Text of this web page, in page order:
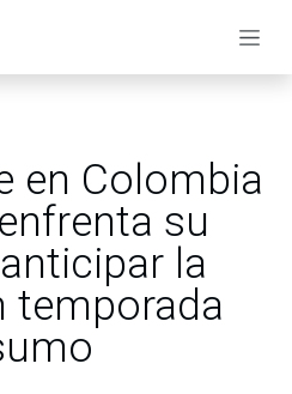
en Colombia
su
la
temporada